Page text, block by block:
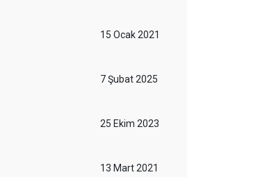
15 Ocak 2021
7 Şubat 2025
25 Ekim 2023
13 Mart 2021